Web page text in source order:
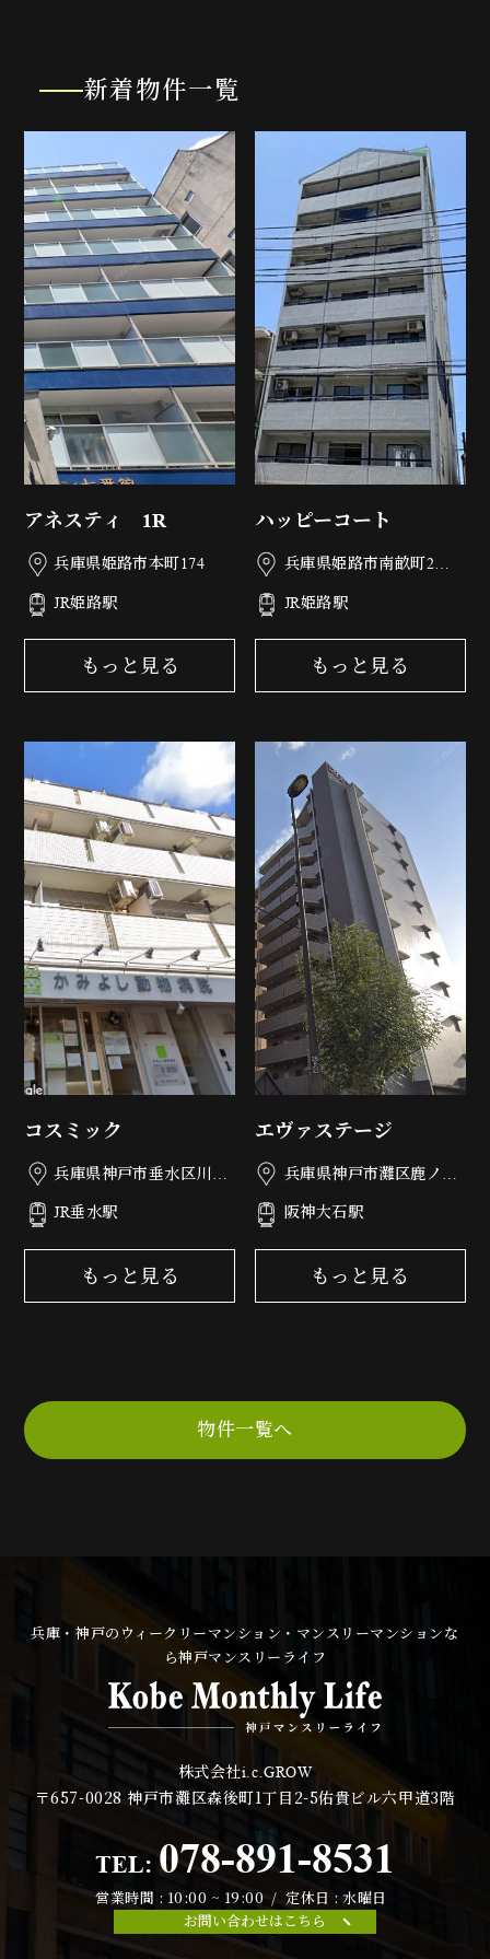
新着物件一覧
アネスティ 1R
兵庫県姫路市本町174
JR姫路駅
もっと見る
ハッピーコート
兵庫県姫路市南畝町2丁
JR姫路駅
もっと見る
コスミック
兵庫県神戸市垂水区川原
JR垂水駅
もっと見る
エヴァステージ
兵庫県神戸市灘区鹿ノ下
阪神大石駅
もっと見る
物件一覧へ
兵庫・神戸のウィークリーマンション・マンスリーマンションな
ら神戸マンスリーライフ
株式会社i.c.GROW
〒657-0028神戸市灘区森後町1丁目2-5佑貴ビル六甲道3階
TEL: 078-891-8531
営業時間 : 10:00 ~ 19:00 / 定休日 : 水曜日
お問い合わせはこちら